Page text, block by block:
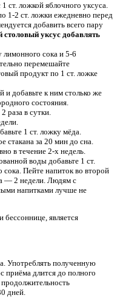
ст. ложкой яблочного уксуса.
1-2 ст. ложки ежедневно перед
добавить всего пару
уксус добавлять
лимонного сока и 5-6
перемешайте
продукт по 1 ст. ложке
и добавьте к ним столько же
состояния.
раза в сутки.
1 ст. ложку мёда.
стакана за 20 мин до сна.
в течение 2-х недель.
воды добавьте 1 ст.
Пейте напиток во второй
— 2 недели. Людям с
напитками лучше не
является
Употреблять полученную
приёма длится до полного
дней.